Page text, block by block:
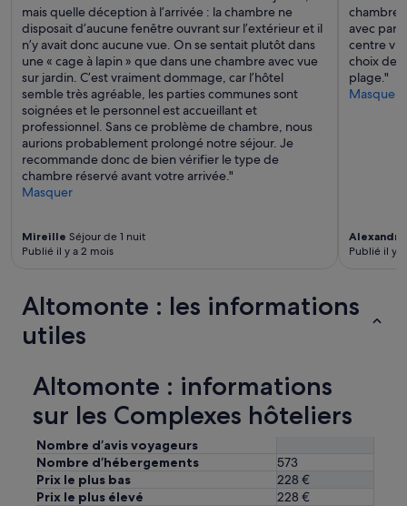
mais quelle déception à l’arrivée : la chambre ne
disposait d’aucune fenêtre ouvrant sur l’extérieur et il
n’y avait donc aucune vue. On se sentait plutôt dans
une « cage à lapin » que dans une chambre avec vue
sur jardin. C’est vraiment dommage, car l’hôtel
semble très agréable, les parties communes sont
soignées et le personnel est accueillant et
professionnel. Sans ce problème de chambre, nous
aurions probablement prolongé notre séjour. Je
recommande donc de bien vérifier le type de
chambre réservé avant votre arrivée."
Masquer
Mireille Séjour de 1 nuit
Publié il y a 2 mois
chambre,
avec
centre
choix de
plage."
Masquer
Alexandre
Publié il y
Altomonte : les informations
utiles
Altomonte : informations
sur les Complexes hôteliers
Nombre d’avis voyageurs
Nombre d’hébergements
573
Prix le plus bas
228 €
Prix le plus élevé
228 €